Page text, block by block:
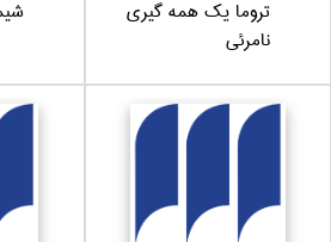
تروما يك همه گيري
نامرئي